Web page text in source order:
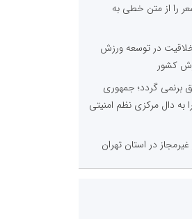
را از متن خطی به
خلاقیت در توسعه ورزش
کشور
برنمی گردد؛ جمهوری
به دال مرکزی نظم امنیتی